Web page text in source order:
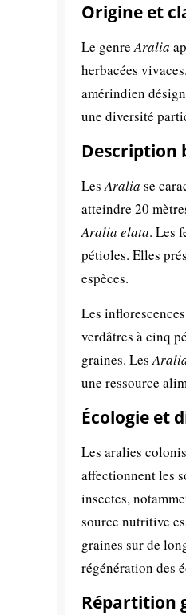
Origine et
Le genreAralia
herbacées
amérindien
une diversité
Description
LesAralia se
atteindre 20
Aralia elata. Les
pétioles. Elles
espèces.
Les
verdâtres à cinq
graines. Les
une ressource
Écologie et
Les aralies
affectionnent les
insectes,
source nutritive
graines sur de
régénération des
Répartition